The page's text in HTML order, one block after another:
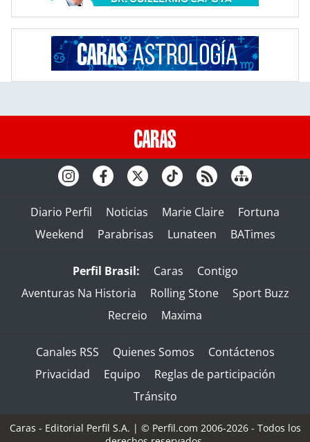
Diario Perfil Noticias Marie Claire
Fortuna
Weekend
Parabrisas Lunateen BATimes
Perfil Brasil: Caras
Contigo
Aventuras Na Historia
Rolling Stone
Sport Buzz
Recreio
Maxima
Canales RSS Quienes Somos
Contáctenos
Privacidad
Equipo
Reglas de participación
Tránsito
Caras - Editorial Perfil S.A. | © Perfil.com 2006-2026 - Todos los